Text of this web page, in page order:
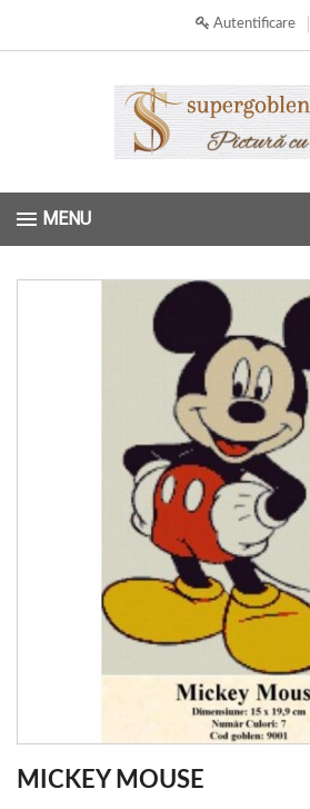
Autentificare
MENU
MICKEY MOUSE